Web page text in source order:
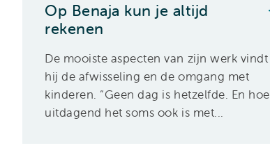
Op Benaja kun je altijd
rekenen
De mooiste aspecten van zijn werk vindt
hij de afwisseling en de omgang met
kinderen. “Geen dag is hetzelfde. En hoe
uitdagend het soms ook is met...